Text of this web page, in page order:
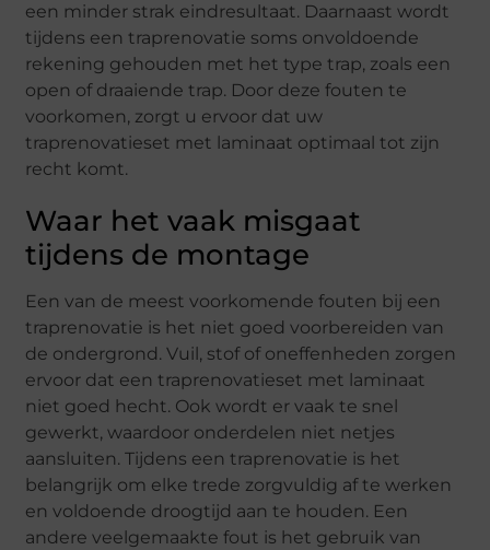
een minder strak eindresultaat. Daarnaast wordt
tijdens een traprenovatie soms onvoldoende
rekening gehouden met het type trap, zoals een
open of draaiende trap. Door deze fouten te
voorkomen, zorgt u ervoor dat uw
traprenovatieset met laminaat optimaal tot zijn
recht komt.
Waar het vaak misgaat
tijdens de montage
Een van de meest voorkomende fouten bij een
traprenovatie is het niet goed voorbereiden van
de ondergrond. Vuil, stof of oneffenheden zorgen
ervoor dat een traprenovatieset met laminaat
niet goed hecht. Ook wordt er vaak te snel
gewerkt, waardoor onderdelen niet netjes
aansluiten. Tijdens een traprenovatie is het
belangrijk om elke trede zorgvuldig af te werken
en voldoende droogtijd aan te houden. Een
andere veelgemaakte fout is het gebruik van